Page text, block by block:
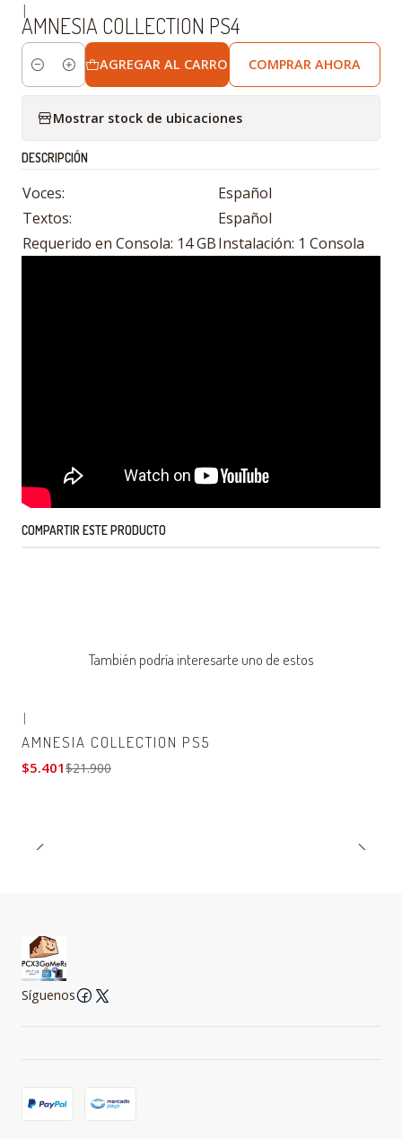
|
AMNESIA COLLECTION PS4
Cantidad
AGREGAR AL CARRO COMPRAR AHORA
Mostrar stock de ubicaciones
DESCRIPCIÓN
Voces:
Español
Textos:
Español
Requerido en Consola: 14 GBInstalación: 1 Consola
COMPARTIR ESTE PRODUCTO
También podría interesarte uno de estos
|
AMNESIA COLLECTION PS5
$5.401$21.900
Síguenos